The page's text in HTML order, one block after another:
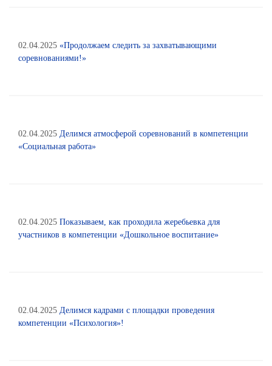
02.04.2025 «Продолжаем следить за захватывающими
соревнованиями!»
02.04.2025 Делимся атмосферой соревнований в компетенции
«Социальная работа»
02.04.2025 Показываем, как проходила жеребьевка для
участников в компетенции «Дошкольное воспитание»
02.04.2025 Делимся кадрами с площадки проведения
компетенции «Психология»!